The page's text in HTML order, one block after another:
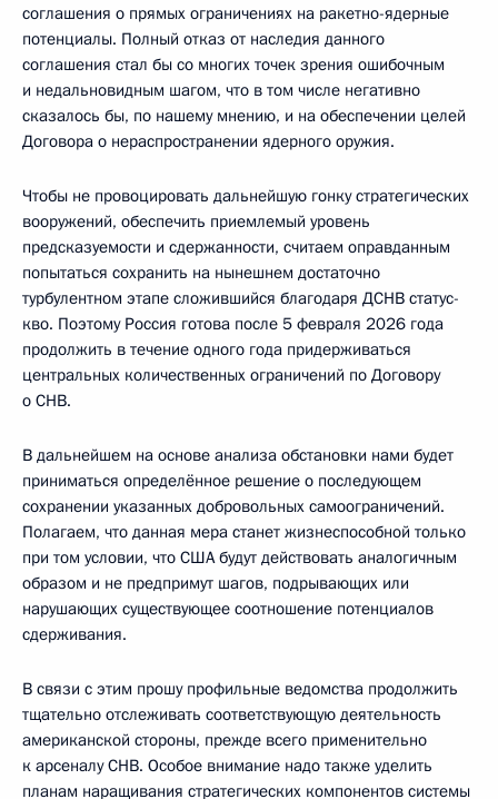
соглашения о прямых ограничениях на ракетно-ядерные
потенциалы. Полный отказ от наследия данного
соглашения стал бы со многих точек зрения ошибочным
и недальновидным шагом, что в том числе негативно
сказалось бы, по нашему мнению, и на обеспечении целей
Договора о нераспространении ядерного оружия.
Чтобы не провоцировать дальнейшую гонку стратегических
вооружений, обеспечить приемлемый уровень
предсказуемости и сдержанности, считаем оправданным
попытаться сохранить на нынешнем достаточно
турбулентном этапе сложившийся благодаря ДСНВ статус-
кво. Поэтому Россия готова после 5 февраля 2026 года
продолжить в течение одного года придерживаться
центральных количественных ограничений по Договору
о СНВ.
В дальнейшем на основе анализа обстановки нами будет
приниматься определённое решение о последующем
сохранении указанных добровольных самоограничений.
Полагаем, что данная мера станет жизнеспособной только
при том условии, что США будут действовать аналогичным
образом и не предпримут шагов, подрывающих или
нарушающих существующее соотношение потенциалов
сдерживания.
В связи с этим прошу профильные ведомства продолжить
тщательно отслеживать соответствующую деятельность
американской стороны, прежде всего применительно
к арсеналу СНВ. Особое внимание надо также уделить
планам наращивания стратегических компонентов системы